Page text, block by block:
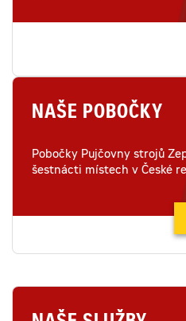
NAŠE POBOČKY
Pobočky Pujčovny strojů
šestnácti místech v České